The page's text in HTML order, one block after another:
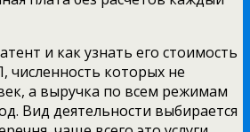
и как узнать его стоимость
численность которых не
а выручка по всем режимам
Вид деятельности выбирается